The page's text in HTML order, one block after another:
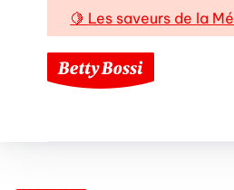
🍋 Les saveurs de la